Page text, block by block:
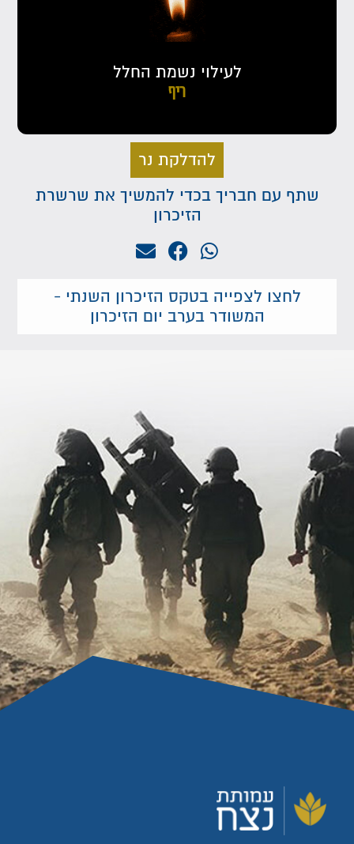
לעילוי נשמת החלל
ריף
להדלקת נר
שתף עם חבריך בכדי להמשיך את שרשרת
הזיכרון
לחצו לצפייה בטקס הזיכרון השנתי -
המשודר בערב יום הזיכרון